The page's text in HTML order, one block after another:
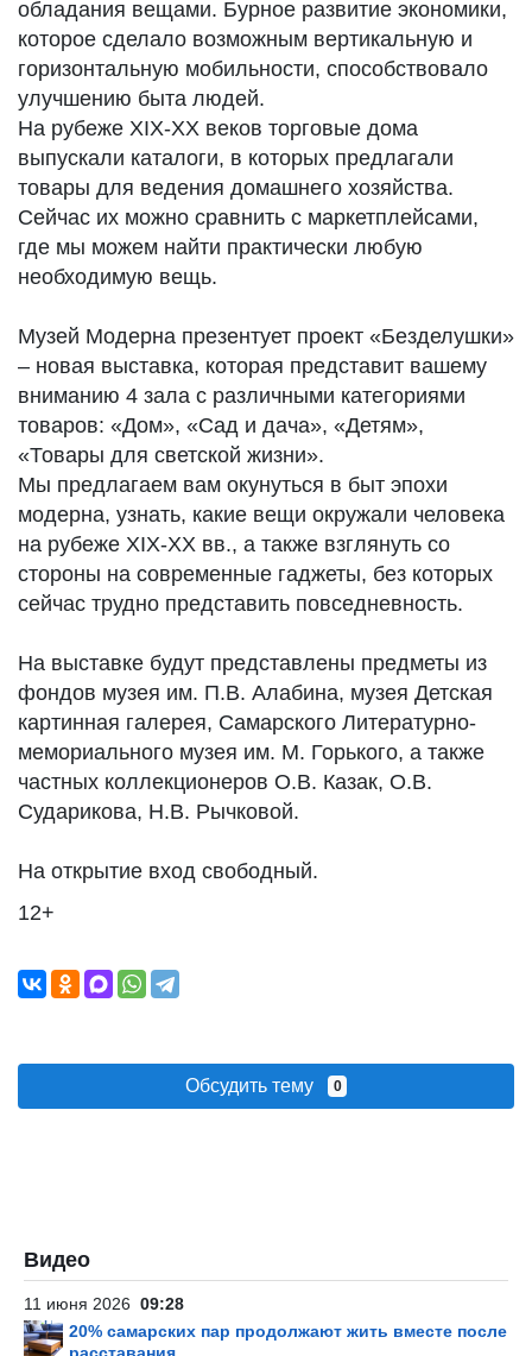
обладания вещами. Бурное развитие экономики,
которое сделало возможным вертикальную и
горизонтальную мобильности, способствовало
улучшению быта людей.
На рубеже XIX-XX веков торговые дома
выпускали каталоги, в которых предлагали
товары для ведения домашнего хозяйства.
Сейчас их можно сравнить с маркетплейсами,
где мы можем найти практически любую
необходимую вещь.
Музей Модерна презентует проект «Безделушки»
– новая выставка, которая представит вашему
вниманию 4 зала с различными категориями
товаров: «Дом», «Сад и дача», «Детям»,
«Товары для светской жизни».
Мы предлагаем вам окунуться в быт эпохи
модерна, узнать, какие вещи окружали человека
на рубеже XIX-XX вв., а также взглянуть со
стороны на современные гаджеты, без которых
сейчас трудно представить повседневность.
На выставке будут представлены предметы из
фондов музея им. П.В. Алабина, музея Детская
картинная галерея, Самарского Литературно-
мемориального музея им. М. Горького, а также
частных коллекционеров О.В. Казак, О.В.
Сударикова, Н.В. Рычковой.
На открытие вход свободный.
12+
Обсудить тему 0
Видео
11 июня 2026 09:28
20% самарских пар продолжают жить вместе после